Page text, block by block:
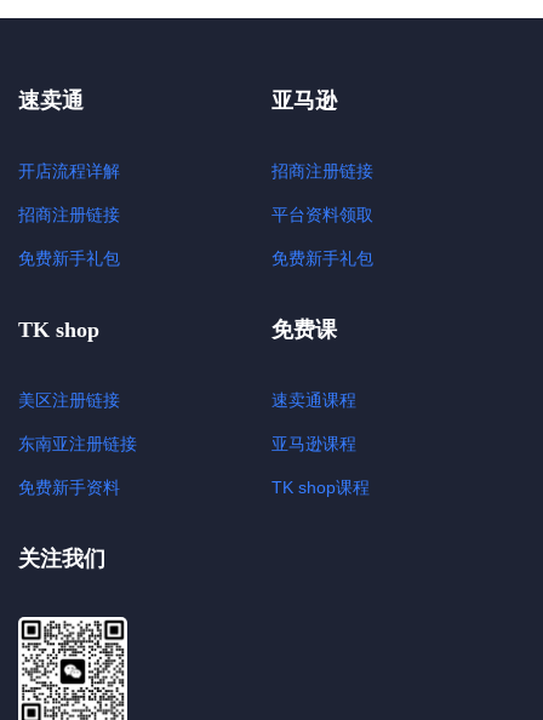
速卖通
开店流程详解
招商注册链接
免费新手礼包
亚马逊
招商注册链接
平台资料领取
免费新手礼包
TK shop
美区注册链接
东南亚注册链接
免费新手资料
免费课
速卖通课程
亚马逊课程
TK shop课程
关注我们